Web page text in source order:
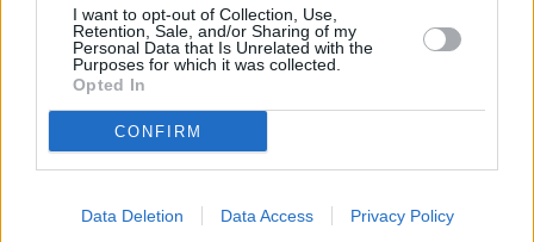
I want to opt-out of Collection, Use,
Retention, Sale, and/or Sharing of my
Personal Data that Is Unrelated with the
Purposes for which it was collected.
Opted In
CONFIRM
Data Deletion Data Access Privacy Policy